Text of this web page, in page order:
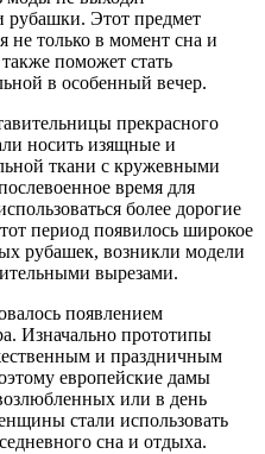
рубашки. Этот предмет
не только в момент сна и
поможет стать
в особенный вечер.
прекрасного
носить изящные и
ткани с кружевными
время для
более дорогие
период появилось широкое
рубашек, возникли модели
вырезами.
появлением
Изначально прототипы
и праздничным
европейские дамы
или в день
стали использовать
сна и отдыха.